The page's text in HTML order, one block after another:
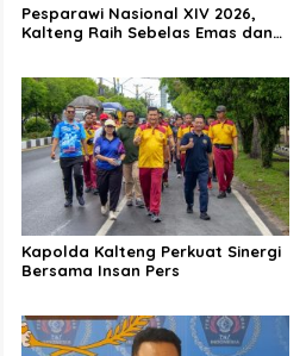
Pesparawi Nasional XIV 2026,
Kalteng Raih Sebelas Emas dan
Kapolda Kalteng Perkuat Sinergi
Bersama Insan Pers